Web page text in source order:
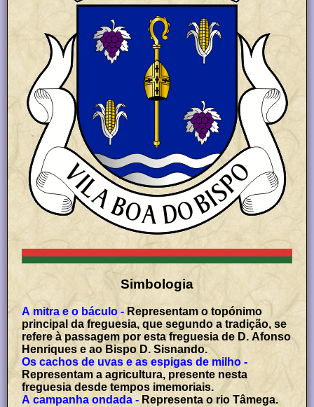
Simbologia
A mitra e o báculo -Representam o topónimo
principal da freguesia, que segundo a tradição, se
refere à passagem por esta freguesia de D. Afonso
Henriques e ao Bispo D. Sisnando.
Os cachos de uvas e as espigas de milho -
Representam a agricultura, presente nesta
freguesia desde tempos imemoriais.
A campanha ondada - Representa o rio Tâmega.